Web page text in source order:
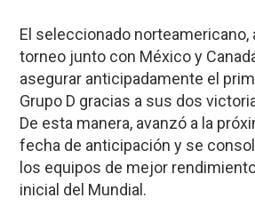
El seleccionado norteamericano,
torneo junto con México y
asegurar anticipadamente el
Grupo D gracias a sus dos
De esta manera, avanzó a la
fecha de anticipación y se
los equipos de mejor
inicial del Mundial.